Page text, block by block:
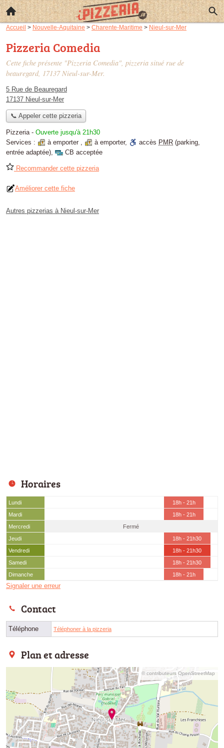
Accueil > Nouvelle-Aquitaine > Charente-Maritime > Nieul-sur-Mer
Pizzeria Comedia
Cette fiche présente "Pizzeria Comedia", pizzeria situé rue de
beauregard, 17137 Nieul-sur-Mer.
5 Rue de Beauregard
17137 Nieul-sur-Mer
📞 Appeler cette pizzeria
Pizzeria- Ouverte jusqu'à 21h30
Services :
à emporter , à emporter, accès PMR (parking,
entrée adaptée), CB acceptée
Recommander cette pizzeria
Améliorer cette fiche
Autres pizzerias à Nieul-sur-Mer
Horaires
Lundi
18h - 21h
Mardi
18h - 21h
Mercredi
Fermé
Jeudi
18h - 21h30
Vendredi
18h - 21h30
Samedi
18h - 21h30
Dimanche
18h - 21h
Signaler une erreur
Contact
Téléphone Téléphoner à la pizzeria
Plan et adresse
© contributeurs OpenStreetMap